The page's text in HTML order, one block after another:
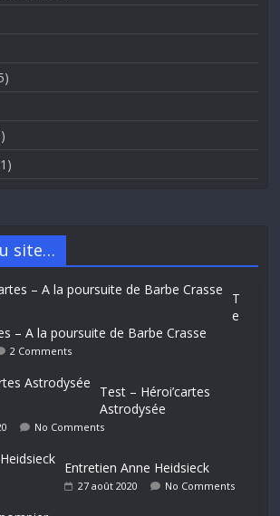
site…
T
e
– A la poursuite de Barbe Crasse
2 Comments
Test – Héroi’cartes
Astrodysée
No Comments
Entretien Anne Heidsieck
27 août 2020 No Comments